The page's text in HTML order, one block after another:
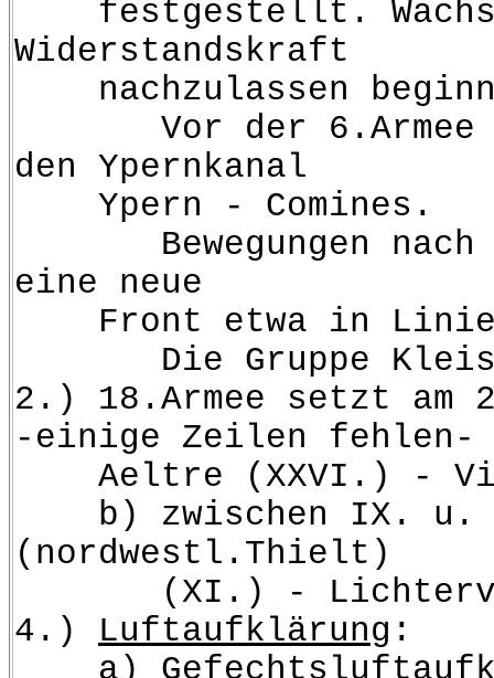
festgestellt.
Widerstandskraft
nachzulassen
Vor der 6.Armee
den Ypernkanal
Ypern - Comines.
Bewegungen nach
eine neue
Front etwa in Linie
Die Gruppe Kleist
2.) 18.Armee setzt
-einige Zeilen fehlen-
Aeltre (XXVI.) -
b) zwischen IX. u.
(nordwestl.Thielt)
(XI.) -
4.) Luftaufklärung :
a)